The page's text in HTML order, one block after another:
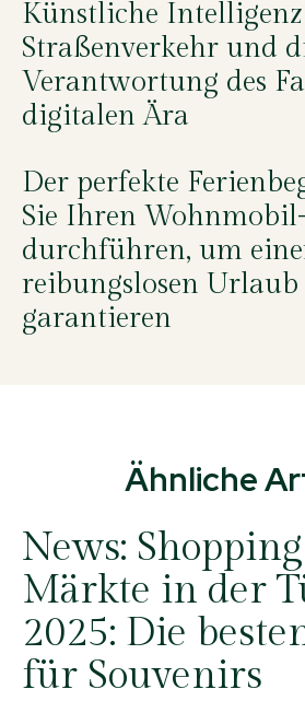
Künstliche
Straßenverkehr und
Verantwortung des
digitalen Ära
Der perfekte
Sie Ihren
durchführen, um
reibungslosen Urlaub
garantieren
Ähnliche
News:
Märkte in der
2025: Die
für Souvenirs